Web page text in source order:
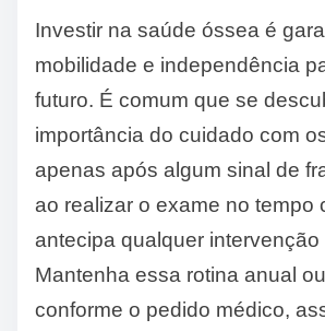
Investir na saúde óssea é
mobilidade e independência
futuro. É comum que se
importância do cuidado com
apenas após algum sinal de
ao realizar o exame no tempo
antecipa qualquer
Mantenha essa rotina anual
conforme o pedido médico,